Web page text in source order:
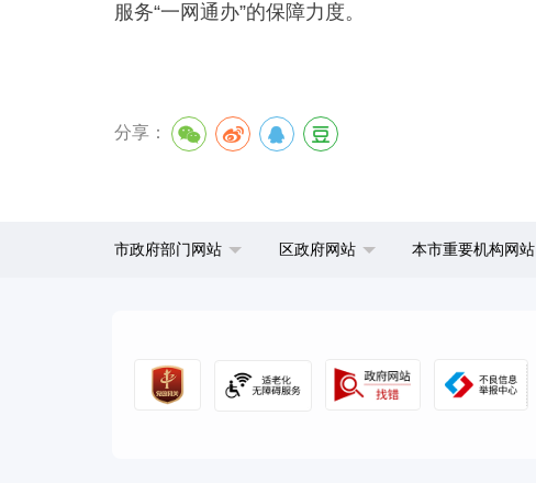
服务“一网通办”的保障力度。
分享：
市政府部门网站 区政府网站 本市重要机构网站